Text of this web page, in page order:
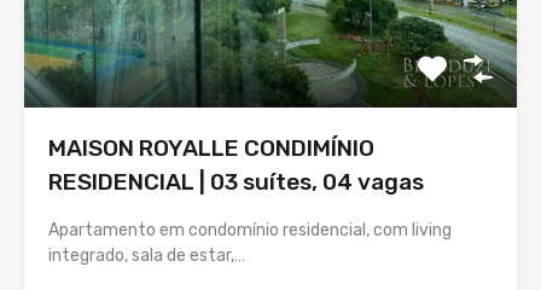
MAISON ROYALLE CONDIMÍNIO
RESIDENCIAL | 03 suítes, 04 vagas
Apartamento em condomínio residencial, com living
integrado, sala de estar,…